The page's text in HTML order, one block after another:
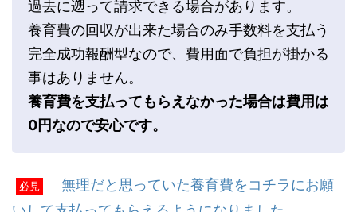
過去に遡って請求できる場合があります。
養育費の回収が出来た場合のみ手数料を支払う
完全成功報酬型なので、費用面で負担が掛かる
事はありません。
養育費を支払ってもらえなかった場合は費用は
0円なので安心です。
必見
無理だと思っていた養育費をコチラにお願